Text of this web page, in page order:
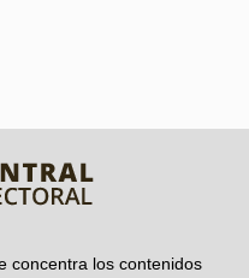
concentra los contenidos